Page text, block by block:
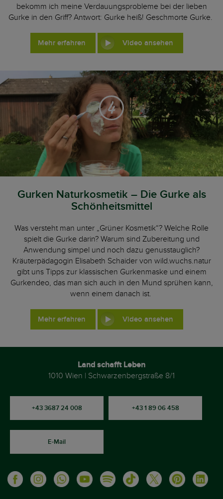
bekomm ich meine Verdauungsprobleme bei der lieben
Gurke in den Griff? Antwort: Gurke heiß! Geschmorte Gurke.
Mehr erfahren Video ansehen
4
Gurken Naturkosmetik – Die Gurke als
Schönheitsmittel
Was versteht man unter „Grüner Kosmetik“? Welche Rolle
spielt die Gurke darin? Warum sind Zubereitung und
Anwendung simpel und noch dazu genusstauglich?
Kräuterpädagogin Elisabeth Schaider von wild.wuchs.natur
gibt uns Tipps zur klassischen Gurkenmaske und einem
Gurkendeo, das man sich auch in den Mund sprühen kann,
wenn einem danach ist.
Mehr erfahren Video ansehen
Land schafft Leben
1010 Wien | Schwarzenbergstraße 8/1
+43 3687 24 008 +43 1 89 06 458
E-Mail